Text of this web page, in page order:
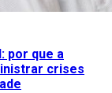
por que a
crises